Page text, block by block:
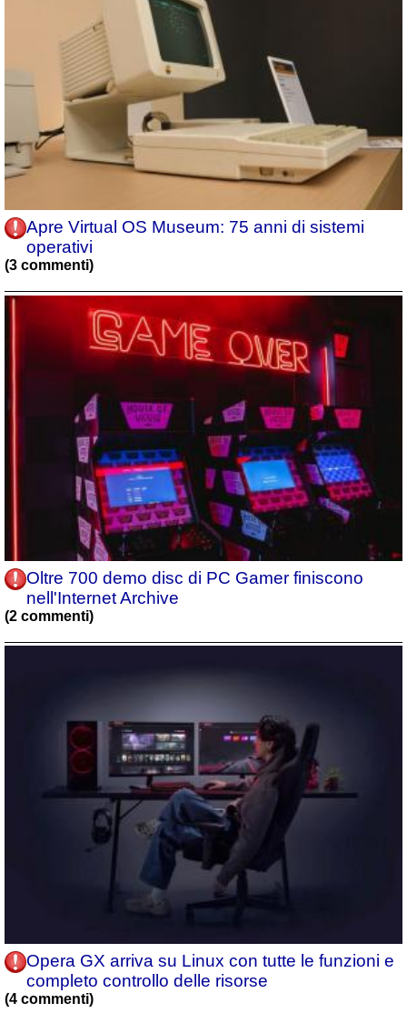
Apre Virtual OS Museum: 75 anni di sistemi
operativi
(3 commenti)
Oltre 700 demo disc di PC Gamer finiscono
nell'Internet Archive
(2 commenti)
Opera GX arriva su Linux con tutte le funzioni e
completo controllo delle risorse
(4 commenti)